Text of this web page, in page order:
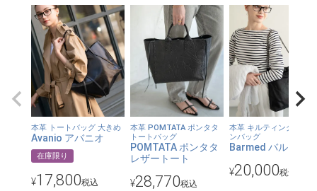
【meme. Profile】
YouTubeで平凡な会社員の日常vlogを配信中。毎日に些細な楽し
みを見つけながら過ごしています♩
【クラシックな佇まいを取り入れて】
デザインは、meme.さんがお父様から受け継いだビジネスバッグ
を参考に。トラディショナルな雰囲気にまとめました。
本革 トートバッグ 大きめ
Avanio アバニオ
在庫限り
¥17,800税込
本革 POMTATA ポンタタ
トートバッグ
POMTATA ポンタタ
レザートート
¥28,770税込
本革 キルティング チェ
ンバッグ
Barmed バルメド
¥20,000税込